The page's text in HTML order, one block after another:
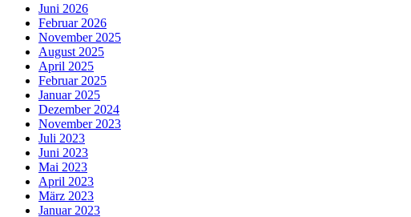
Juni 2026
Februar 2026
November 2025
August 2025
April 2025
Februar 2025
Januar 2025
Dezember 2024
November 2023
Juli 2023
Juni 2023
Mai 2023
April 2023
März 2023
Januar 2023